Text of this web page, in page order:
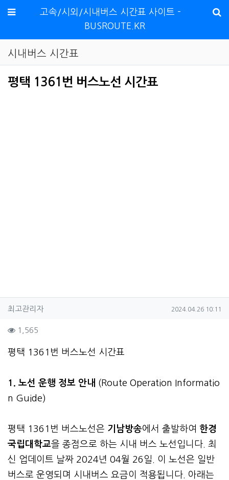
메뉴
고속/시외/시내버스 시간표 사이트 -
BUSROUTE.KR
시내버스 시간표
평택 1361번 버스노선 시간표
작성자 정보
최고관리자작성 작성일
2024.04.26 10:11
컨텐츠 정보
1,565
본문
평택 1361번 버스노선 시간표
1. 노선 운행 정보 안내 (Route Operation Informatio
n Guide)
평택 1361번 버스노선은 기남방송에서 출발하여 한경
국립대학교을 종점으로 하는 시내 버스 노선입니다. 최
신 업데이트 날짜 2024년 04월 26일. 이 노선은 일반
버스로 운영되며 시내버스 요금이 적용됩니다. 아래는